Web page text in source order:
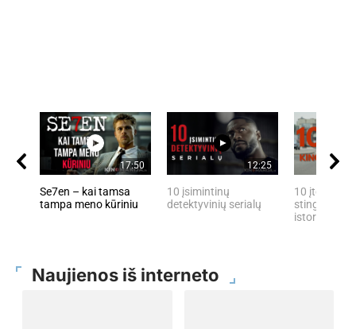
17:50
Se7en – kai tamsa
tampa meno kūriniu
12:25
10 įsimintinų
detektyvinių serialų
10 įtemptų,
stingdančių
istorijų
Naujienos iš interneto